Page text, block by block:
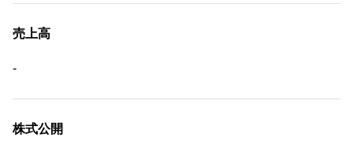
売上高
-
株式公開